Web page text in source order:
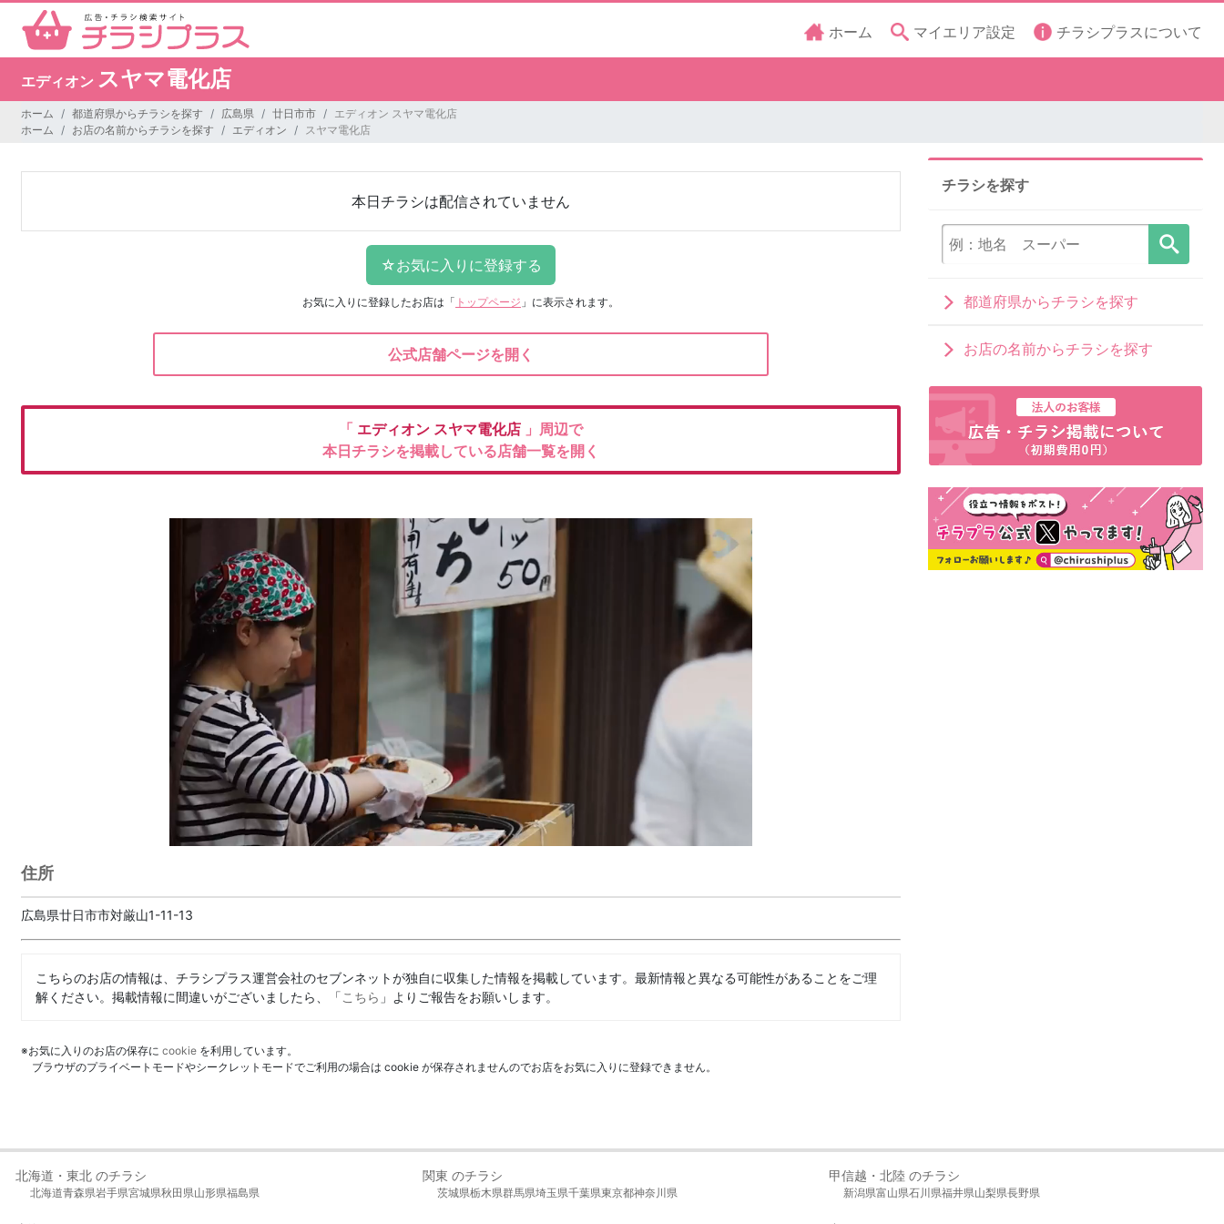
ホーム マイエリア設定 チラシプラスについて
エディオン スヤマ電化店
ホーム 都道府県からチラシを探す 広島県 廿日市市
エディオン スヤマ電化店
ホーム
お店の名前からチラシを探す エディオン スヤマ電化店
本日チラシは配信されていません
お気に入りに登録したお店は 「 トップページ 」に表示されます。
公式店舗ページを開く
「 エディオン スヤマ電化店 」周辺で
本日チラシを掲載している店舗一覧を開く
住所
広島県廿日市市対厳山1-11-13
こちらのお店の情報は、チラシプラス運営会社のセブンネットが独自に収集した情報を掲載しています。最新情報と異なる可能性があることをご理
解ください。掲載情報に間違いがございましたら、「こちら 」よりご報告をお願いします。
※お気に入りのお店の保存に cookie を利用しています。
ブラウザのプライベートモードやシークレットモードでご利用の場合は cookie が保存されませんのでお店をお気に入りに登録できません。
チラシを探す
都道府県からチラシを探す
お店の名前からチラシを探す
北海道・東北 のチラシ
北海道青森県岩手県宮城県秋田県山形県福島県
関東 のチラシ
茨城県栃木県群馬県埼玉県千葉県東京都神奈川県
甲信越・北陸 のチラシ
新潟県富山県石川県福井県山梨県長野県